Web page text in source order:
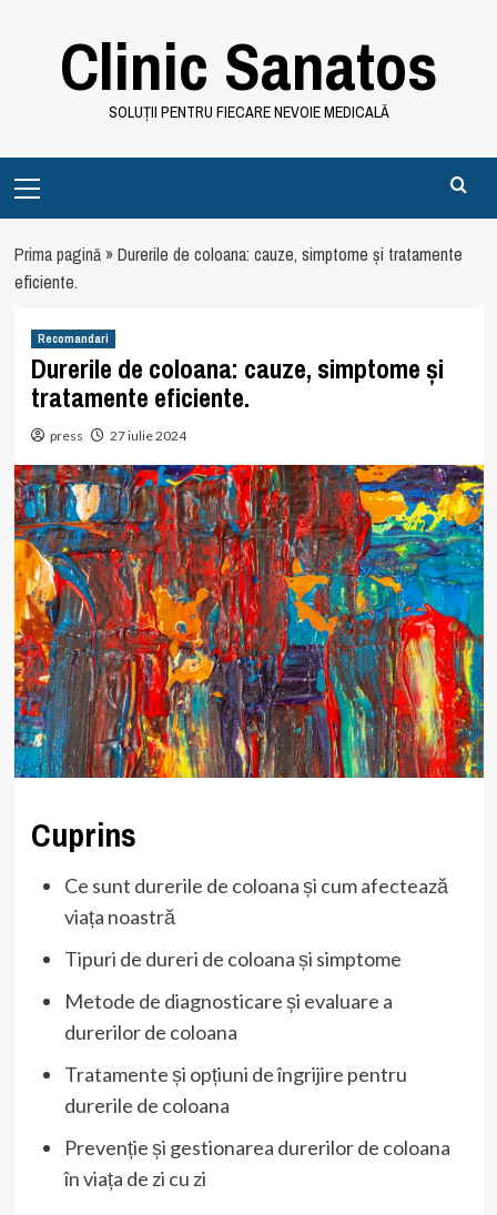
Clinic Sanatos
SOLUȚII PENTRU FIECARE NEVOIE MEDICALĂ
Menu
Prima pagină»Durerile de coloana: cauze, simptome și tratamente
eficiente.
Recomandari
Durerile de coloana: cauze, simptome și
tratamente eficiente.
press 27 iulie 2024
Cuprins
Ce sunt durerile de coloana și cum afectează
viața noastră
Tipuri de dureri de coloana și simptome
Metode de diagnosticare și evaluare a
durerilor de coloana
Tratamente și opțiuni de îngrijire pentru
durerile de coloana
Prevenție și gestionarea durerilor de coloana
în viața de zi cu zi